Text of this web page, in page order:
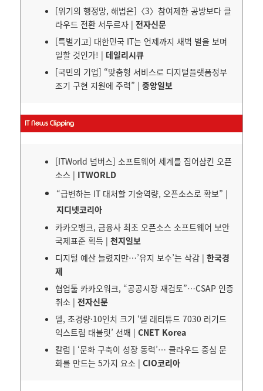
[위기의 행정망, 해법은]〈3〉참여제한 공방보다 클
라우드 전환 서두르자 | 전자신문
[특별기고] 대한민국 IT는 언제까지 새벽 별을 보며
일할 것인가! | 데일리시큐
[국민의 기업] “맞춤형 서비스로 디지털플랫폼정부
조기 구현 지원에 주력” | 중앙일보
[ITWorld 넘버스] 소프트웨어 세계를 집어삼킨 오픈
소스 | ITWORLD
“급변하는 IT 대처할 기술역량, 오픈소스로 확보” |
지디넷코리아
카카오뱅크, 금융사 최초 오픈소스 소프트웨어 보안
국제표준 획득 | 천지일보
디지털 예산 늘렸지만…’유지 보수’는 삭감 | 한국경
제
협업툴 카카오워크, “공공시장 재검토”…CSAP 인증
취소 | 전자신문
델, 초경량·10인치 크기 ‘델 래티튜드 7030 러기드
익스트림 태블릿’ 선봬 | CNET Korea
칼럼 | ‘문화 구축이 성장 동력’… 클라우드 중심 문
화를 만드는 5가지 요소 | CIO코리아